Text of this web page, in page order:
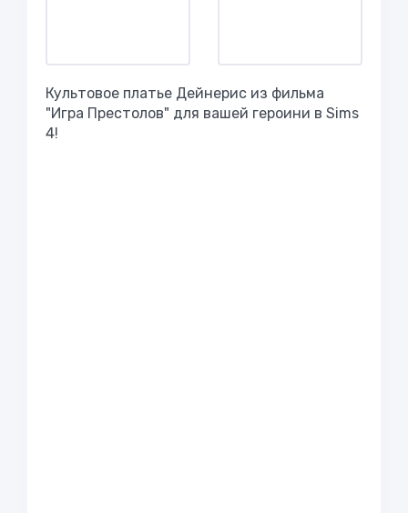
Культовое платье Дейнерис из фильма
"Игра Престолов" для вашей героини в Sims
4!